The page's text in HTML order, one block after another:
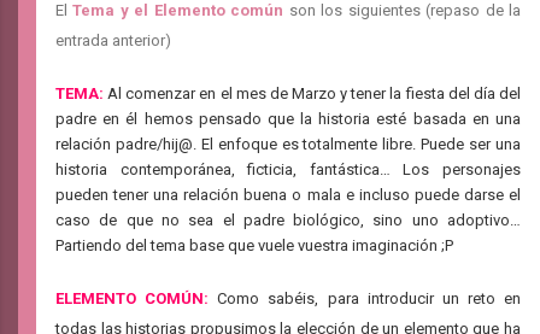
ElTema y el Elemento común son los siguientes (repaso de la
entrada anterior)
TEMA: Al comenzar en el mes de Marzo y tener la fiesta del día del
padre en él hemos pensado que la historia esté basada en una
relación padre/hij@. El enfoque es totalmente libre. Puede ser una
historia contemporánea, ficticia, fantástica… Los personajes
pueden tener una relación buena o mala e incluso puede darse el
caso de que no sea el padre biológico, sino uno adoptivo…
Partiendo del tema base que vuele vuestra imaginación ;P
ELEMENTO COMÚN: Como sabéis, para introducir un reto en
todas las historias propusimos la elección de un elemento que ha